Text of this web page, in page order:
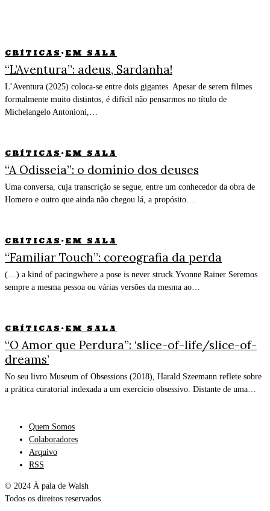
CRÍTICAS · EM SALA
“L’Aventura”: adeus, Sardanha!
L’Aventura (2025) coloca-se entre dois gigantes. Apesar de serem filmes
formalmente muito distintos, é difícil não pensarmos no título de
Michelangelo Antonioni,…
CRÍTICAS · EM SALA
“A Odisseia”: o domínio dos deuses
Uma conversa, cuja transcrição se segue, entre um conhecedor da obra de
Homero e outro que ainda não chegou lá, a propósito…
CRÍTICAS · EM SALA
“Familiar Touch”: coreografia da perda
(…) a kind of pacingwhere a pose is never struck.Yvonne Rainer Seremos
sempre a mesma pessoa ou várias versões da mesma ao…
CRÍTICAS · EM SALA
“O Amor que Perdura”: ‘slice-of-life/slice-of-
dreams’
No seu livro Museum of Obsessions (2018), Harald Szeemann reflete sobre
a prática curatorial indexada a um exercício obsessivo. Distante de uma…
Quem Somos
Colaboradores
Arquivo
RSS
© 2024 À pala de Walsh
Todos os direitos reservados